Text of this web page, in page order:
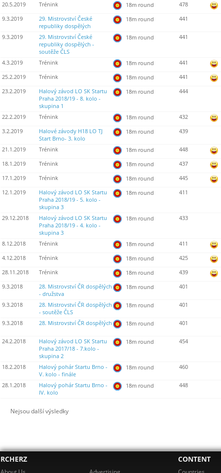
20.5.2019 Trénink 18m round 478
9.3.2019
29. Mistrovství České
republiky dospělých
18m round 441
9.3.2019
29. Mistrovství České
republiky dospělých -
soutěže ČLS
18m round 441
4.3.2019 Trénink 18m round 441
25.2.2019 Trénink 18m round 441
23.2.2019
Halový závod LO SK Startu
Praha 2018/19 - 8. kolo -
skupina 1
18m round 444
22.2.2019 Trénink 18m round 432
3.2.2019
Halové závody H18 LO TJ
Start Brno- 3. kolo
18m round 439
21.1.2019 Trénink 18m round 448
18.1.2019 Trénink 18m round 437
17.1.2019 Trénink 18m round 445
12.1.2019
Halový závod LO SK Startu
Praha 2018/19 - 5. kolo -
skupina 3
18m round 411
29.12.2018
Halový závod LO SK Startu
Praha 2018/19 - 4. kolo -
skupina 3
18m round 433
8.12.2018 Trénink 18m round 411
4.12.2018 Trénink 18m round 425
28.11.2018 Trénink 18m round 439
9.3.2018
28. Mistrovství ČR dospělých
- družstva
18m round 401
9.3.2018
28. Mistrovství ČR dospělých
- soutěže ČLS
18m round 401
9.3.2018 28. Mistrovství ČR dospělých 18m round 401
24.2.2018
Halový závod LO SK Startu
Praha 2017/18 - 7.kolo -
skupina 2
18m round 454
18.2.2018
Halový pohár Startu Brno -
V. kolo - finále
18m round 460
28.1.2018
Halový pohár Startu Brno -
IV. kolo
18m round 448
Nejsou další výsledky
RCHERZ CONTENT